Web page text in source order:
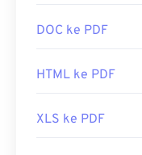
PDF?
Kebanyakan
saja merupakan
DOC ke PDF
HTML ke PDF
XLS ke PDF